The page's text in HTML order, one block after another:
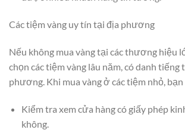
Các tiệm vàng uy tín tại địa phương
Nếu không mua vàng tại các thương hiệu
chọn các tiệm vàng lâu năm, có danh tiếng
phương. Khi mua vàng ở các tiệm nhỏ, bạn
Kiểm tra xem cửa hàng có giấy phép
không.